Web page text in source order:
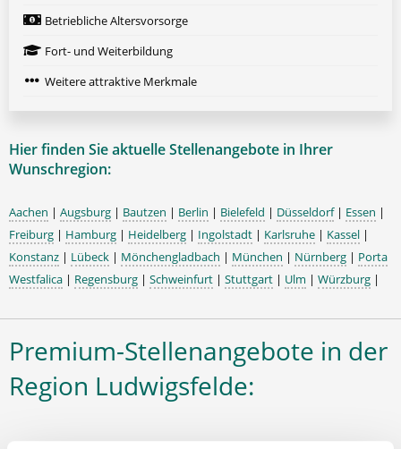
Betriebliche Altersvorsorge
Fort- und Weiterbildung
Weitere attraktive Merkmale
Hier finden Sie aktuelle Stellenangebote in Ihrer
Wunschregion:
Aachen | Augsburg | Bautzen | Berlin | Bielefeld | Düsseldorf| Essen |
Freiburg | Hamburg | Heidelberg | Ingolstadt | Karlsruhe | Kassel |
Konstanz | Lübeck | Mönchengladbach | München | Nürnberg | Porta
Westfalica | Regensburg | Schweinfurt | Stuttgart | Ulm | Würzburg |
Premium-Stellenangebote in der
Region Ludwigsfelde: